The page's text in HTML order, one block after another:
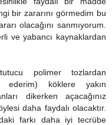
bir zararını görmedim bu
olacağını sanmıyorum.
ve yabancı kaynaklardan
polimer tozlardan
ederim) köklere yakın
dikerken açacağınız
daha faydalı olacaktır.
farkı daha iyi tecrübe